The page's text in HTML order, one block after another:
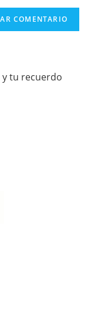
y tu recuerdo